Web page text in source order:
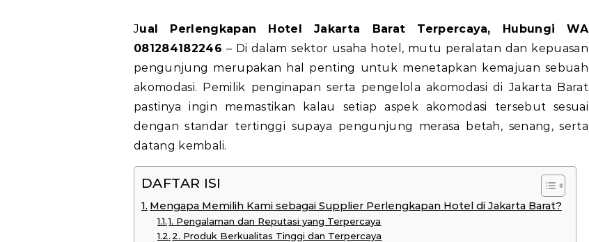
Jual Perlengkapan Hotel Jakarta Barat Terpercaya, Hubungi WA
081284182246 – Di dalam sektor usaha hotel, mutu peralatan dan kepuasan
pengunjung merupakan hal penting untuk menetapkan kemajuan sebuah
akomodasi. Pemilik penginapan serta pengelola akomodasi di Jakarta Barat
pastinya ingin memastikan kalau setiap aspek akomodasi tersebut sesuai
dengan standar tertinggi supaya pengunjung merasa betah, senang, serta
datang kembali.
DAFTAR ISI
Mengapa Memilih Kami sebagai Supplier Perlengkapan Hotel di Jakarta Barat?
1. Pengalaman dan Reputasi yang Terpercaya
2. Produk Berkualitas Tinggi dan Terpercaya